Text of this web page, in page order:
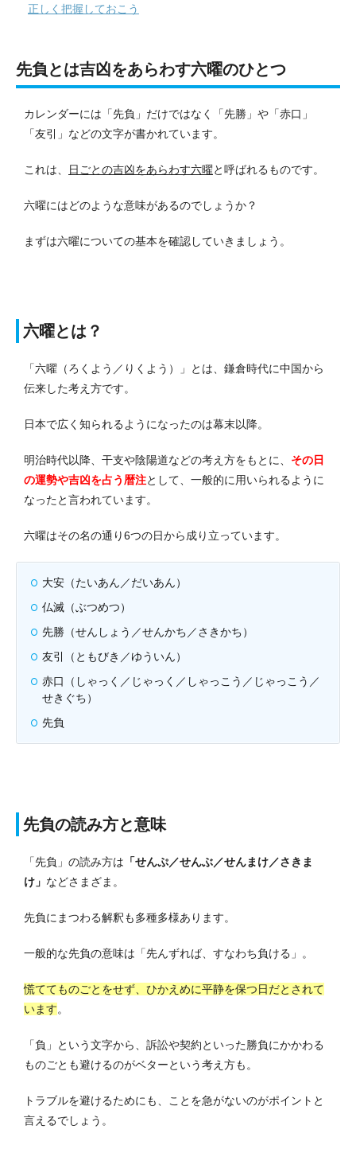
正しく把握しておこう
先負とは吉凶をあらわす六曜のひとつ
カレンダーには「先負」だけではなく「先勝」や「赤口」
「友引」などの文字が書かれています。
これは、 日ごとの吉凶をあらわす六曜と呼ばれるものです。
六曜にはどのような意味があるのでしょうか？
まずは六曜についての基本を確認していきましょう。
六曜とは？
「六曜（ろくよう／りくよう）」とは、鎌倉時代に中国から
伝来した考え方です。
日本で広く知られるようになったのは幕末以降。
明治時代以降、干支や陰陽道などの考え方をもとに、 その日
の運勢や吉凶を占う暦注として、一般的に用いられるように
なったと言われています。
六曜はその名の通り6つの日から成り立っています。
大安（たいあん／だいあん）
仏滅（ぶつめつ）
先勝（せんしょう／せんかち／さきかち）
友引（ともびき／ゆういん）
赤口（しゃっく／じゃっく／しゃっこう／じゃっこう／
せきぐち）
先負
先負の読み方と意味
「先負」の読み方は 「せんぷ／せんぶ／せんまけ／さきま
け」 などさまざま。
先負にまつわる解釈も多種多様あります。
一般的な先負の意味は「先んずれば、すなわち負ける」。
慌ててものごとをせず、ひかえめに平静を保つ日だとされて
います。
「負」という文字から、訴訟や契約といった勝負にかかわる
ものごとも避けるのがベターという考え方も。
トラブルを避けるためにも、ことを急がないのがポイントと
言えるでしょう。